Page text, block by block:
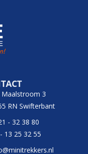
Maalstroom 3
RN Swifterbant
- 32 38 80
13 25 32 55